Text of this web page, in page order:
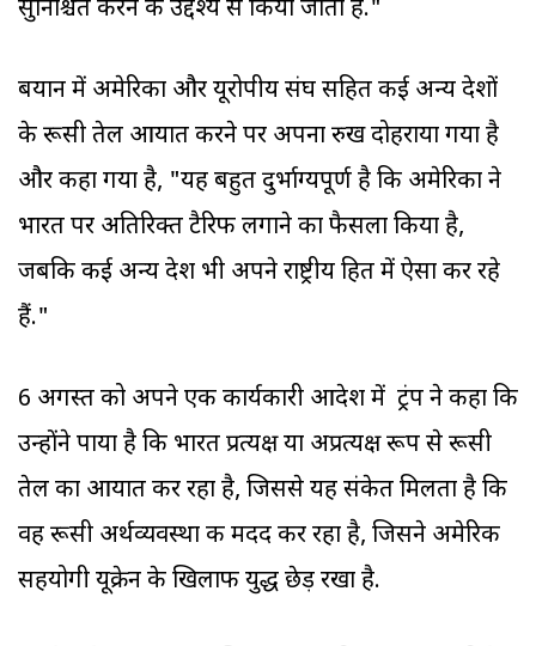
सुनिश्चित करने के उद्देश्य से किया जाता है."
बयान में अमेरिका और यूरोपीय संघ सहित कई अन्य देशों
के रूसी तेल आयात करने पर अपना रुख दोहराया गया है
और कहा गया है, "यह बहुत दुर्भाग्यपूर्ण है कि अमेरिका ने
भारत पर अतिरिक्त टैरिफ लगाने का फैसला किया है,
जबकि कई अन्य देश भी अपने राष्ट्रीय हित में ऐसा कर रहे
हैं."
6 अगस्त को अपने एक कार्यकारी आदेश में ट्रंप ने कहा कि
उन्होंने पाया है कि भारत प्रत्यक्ष या अप्रत्यक्ष रूप से रूसी
तेल का आयात कर रहा है, जिससे यह संकेत मिलता है कि
वह रूसी अर्थव्यवस्था की मदद कर रहा है, जिसने अमेरिकी
सहयोगी यूक्रेन के खिलाफ युद्ध छेड़ रखा है.